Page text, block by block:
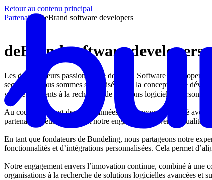
Retour au contenu principal
Partenaires deBrand software developers
deBrand software developers
Les développeurs passionnés de deBrand Software Developers
secteur IT, nous sommes spécialisés dans la conception, le
variété de clients à la recherche de solutions logicielles
Au cours des vingt dernières années, nous avons collaboré
partenariats réussis reflètent notre engagement envers la qualité,
En tant que fondateurs de Bundeling, nous partageons notre
fonctionnalités et d’intégrations personnalisées. Cela permet
Notre engagement envers l’innovation continue, combiné à une
organisations à la recherche de solutions logicielles avancées et